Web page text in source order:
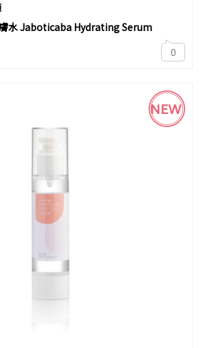
水 Jaboticaba Hydrating Serum
0
NEW